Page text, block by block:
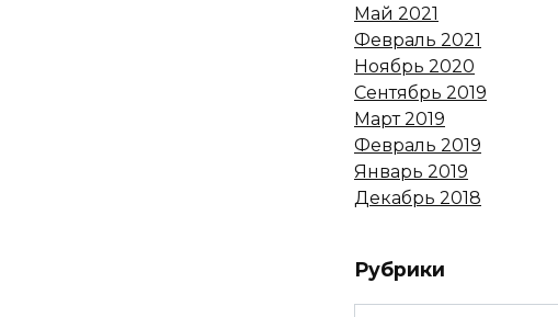
Май 2021
Февраль 2021
Ноябрь 2020
Сентябрь 2019
Март 2019
Февраль 2019
Январь 2019
Декабрь 2018
Рубрики